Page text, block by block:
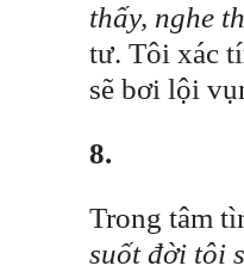
thấy, nghe
tư. Tôi xác
sẽ bơi lội
8.
Trong tâm
suốt đời tôi